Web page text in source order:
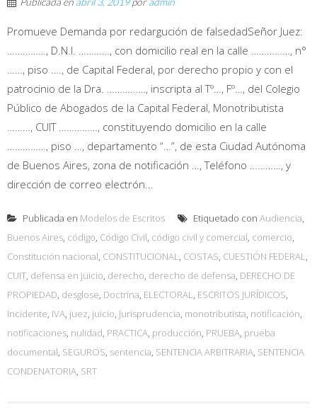
Promueve Demanda por redargución de falsedadSeñor Juez:
……………, D.N.I. …………, con domicilio real en la calle ……………, n°
……, piso …., de Capital Federal, por derecho propio y con el
patrocinio de la Dra. ……………, inscripta al Tº…, Fº…, del Colegio
Público de Abogados de la Capital Federal, Monotributista
………, CUIT ……………, constituyendo domicilio en la calle
……………, piso …, departamento “…”, de esta Ciudad Autónoma
de Buenos Aires, zona de notificación …, Teléfono …………, y
dirección de correo electrón...
Publicada en Modelos de Escritos Etiquetado con Audiencia,
Buenos Aires, código, Código Civil, código civil y comercial, comercio,
Constitución nacional, CONSTITUCIONAL, COSTAS, CUESTIÓN FEDERAL,
CUIT, defensa en juicio, derecho, derecho de defensa, DERECHO DE
PROPIEDAD, desglose, Doctrina, ELECTORAL, ESCRITOS JURÍDICOS,
Incidente, IVA, juez, juicio, Jurisprudencia, monotributista, notificación,
notificaciones, nulidad, PRACTICA, producción, PRUEBA, prueba
documental, SEGUROS, sentencia, SENTENCIA ARBITRARIA, SENTENCIA
CONDENATORIA, SRT